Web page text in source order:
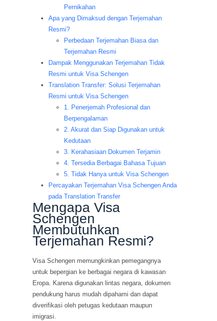
Pernikahan
Apa yang Dimaksud dengan Terjemahan
Resmi?
Perbedaan Terjemahan Biasa dan
Terjemahan Resmi
Dampak Menggunakan Terjemahan Tidak
Resmi untuk Visa Schengen
Translation Transfer: Solusi Terjemahan
Resmi untuk Visa Schengen
1. Penerjemah Profesional dan
Berpengalaman
2. Akurat dan Siap Digunakan untuk
Kedutaan
3. Kerahasiaan Dokumen Terjamin
4. Tersedia Berbagai Bahasa Tujuan
5. Tidak Hanya untuk Visa Schengen
Percayakan Terjemahan Visa Schengen Anda
pada Translation Transfer
Mengapa Visa
Schengen
Membutuhkan
Terjemahan Resmi?
Visa Schengen memungkinkan pemegangnya
untuk bepergian ke berbagai negara di kawasan
Eropa. Karena digunakan lintas negara, dokumen
pendukung harus mudah dipahami dan dapat
diverifikasi oleh petugas kedutaan maupun
imigrasi.